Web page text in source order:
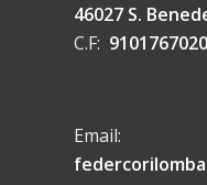
46027 S.
C.F:
Email: